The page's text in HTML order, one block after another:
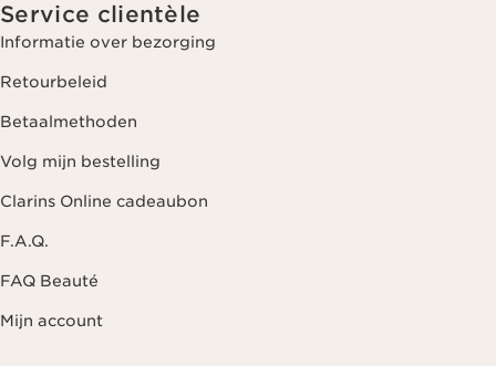
Service clientèle
Informatie over bezorging
Retourbeleid
Betaalmethoden
Volg mijn bestelling
Clarins Online cadeaubon
F.A.Q.
FAQ Beauté
Mijn account